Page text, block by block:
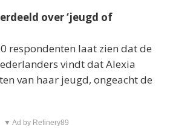
over ‘jeugd of
respondenten laat zien dat de
vindt dat Alexia
van haar jeugd, ongeacht de
▼ Ad by Refinery89